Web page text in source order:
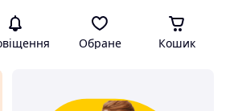
Обране Кошик